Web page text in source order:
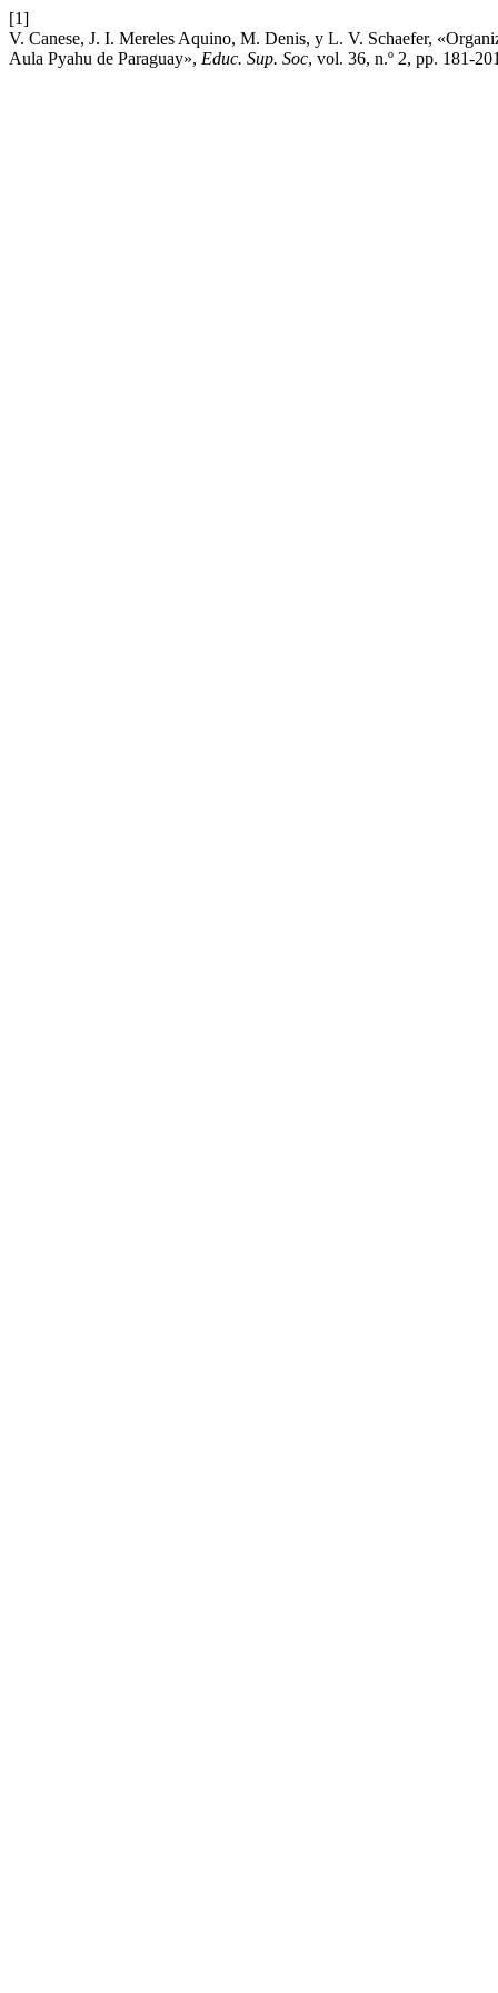
[1]
V. Canese, J. I. Mereles Aquino, M. Denis, y L. V. Schaefer,
Aula Pyahu de Paraguay», Educ. Sup. Soc, vol. 36, n.º 2, pp. 181-